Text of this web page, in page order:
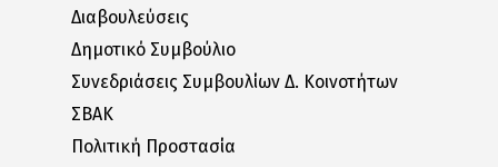
Διαβουλεύσεις
Δημοτικό Συμβούλιο
Συνεδριάσεις Συμβουλίων Δ. Κοινοτήτων
ΣΒΑΚ
Πολιτική Προστασία